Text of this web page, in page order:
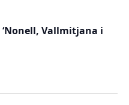
‘Nonell, Vallmitjana i